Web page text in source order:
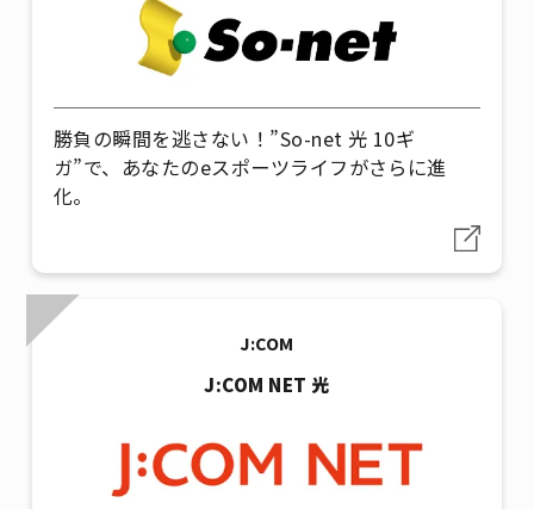
勝負の瞬間を逃さない！”So-net 光 10ギ
ガ”で、あなたのeスポーツライフがさらに進
化。
J:COM
J:COM NET 光